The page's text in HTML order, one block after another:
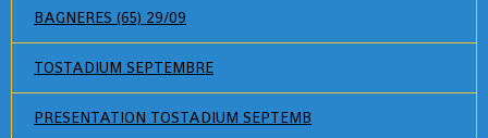
BAGNERES (65) 29/09
TOSTADIUM SEPTEMBRE
PRESENTATION TOSTADIUM SEPTEMB